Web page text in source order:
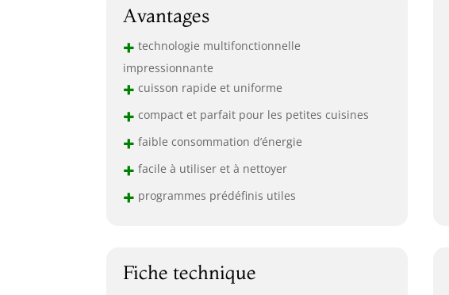
Avantages
+ technologie multifonctionnelle
impressionnante
+ cuisson rapide et uniforme
+ compact et parfait pour les petites cuisines
+ faible consommation d’énergie
+ facile à utiliser et à nettoyer
+ programmes prédéfinis utiles
Fiche technique